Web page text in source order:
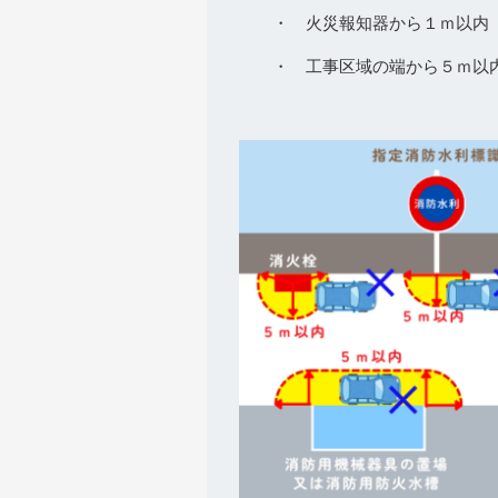
・ 火災報知器から１ｍ以内
・ 工事区域の端から５ｍ以